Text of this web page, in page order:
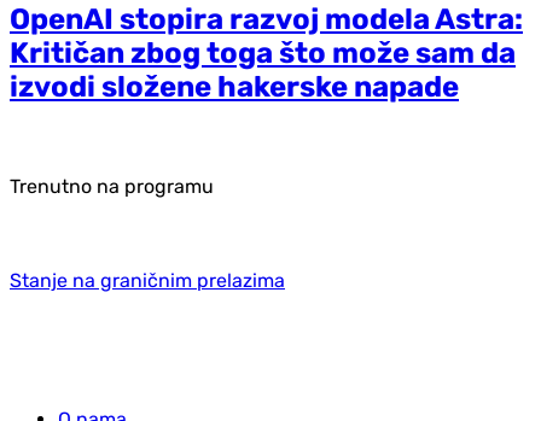
OpenAI stopira razvoj modela Astra:
Kritičan zbog toga što može sam da
izvodi složene hakerske napade
Trenutno na programu
Stanje na graničnim prelazima